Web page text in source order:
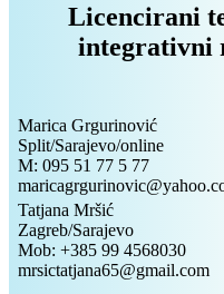
Licencirani
integrativni
Marica Grgurinović
Split/Sarajevo/online
M: 095 51 77 5 77
Tatjana Mršić
Zagreb/Sarajevo
Mob: +385 99 4568030
mrsictatjana65@gmail.com